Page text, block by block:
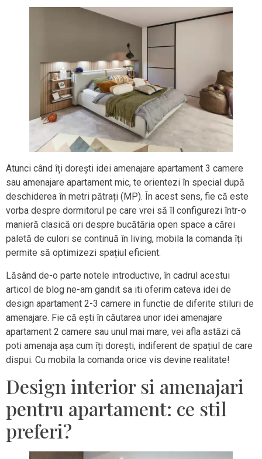
Atunci când îți dorești idei amenajare apartament 3 camere
sau amenajare apartament mic, te orientezi în special după
deschiderea în metri pătrați (MP). În acest sens, fie că este
vorba despre dormitorul pe care vrei să îl configurezi într-o
manieră clasică ori despre bucătăria open space a cărei
paletă de culori se continuă în living, mobila la comanda îți
permite să optimizezi spațiul eficient.
Lăsând de-o parte notele introductive, în cadrul acestui
articol de blog ne-am gandit sa iti oferim cateva idei de
design apartament 2-3 camere in functie de diferite stiluri de
amenajare. Fie că ești în căutarea unor idei amenajare
apartament 2 camere sau unul mai mare, vei afla astăzi că
poti amenaja așa cum îți dorești, indiferent de spațiul de care
dispui. Cu mobila la comanda orice vis devine realitate!
Design interior si amenajari
pentru apartament: ce stil
preferi?